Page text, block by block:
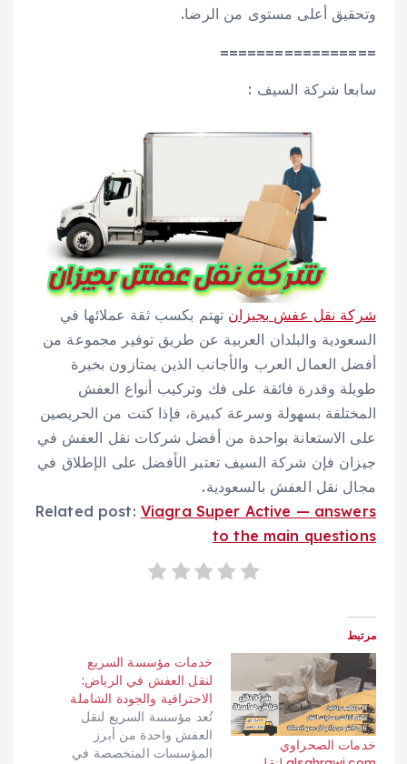
وتحقيق أعلى مستوى من الرضا.
=================
سابعا شركة السيف :
شركة نقل عفش بجيزان تهتم بكسب ثقة عملائها في
السعودية والبلدان العربية عن طريق توفير مجموعة من
أفضل العمال العرب والأجانب الذين يمتازون بخبرة
طويلة وقدرة فائقة على فك وتركيب أنواع العفش
المختلفة بسهولة وسرعة كبيرة، فإذا كنت من الحريصين
على الاستعانة بواحدة من أفضل شركات نقل العفش في
جيزان فإن شركة السيف تعتبر الأفضل على الإطلاق في
مجال نقل العفش بالسعودية.
Related post: Viagra Super Active — answers
to the main questions
مرتبط
خدمات الصحراوي
خدمات مؤسسة السريع
لنقل العفش في الرياض:
الاحترافية والجودة الشاملة
تُعد مؤسسة السريع لنقل
العفش واحدة من أبرز
المؤسسات المتخصصة في